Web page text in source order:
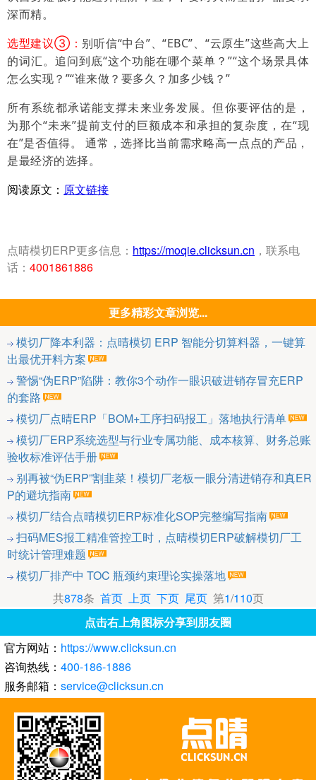
深而精。
选型建议③： 别听信“中台”、“EBC”、“云原生”这些高大上
的词汇。追问到底“这个功能在哪个菜单？”“这个场景具体
怎么实现？”“谁来做？要多久？加多少钱？”
所有系统都承诺能支撑未来业务发展。但你要评估的是，
为那个“未来”提前支付的巨额成本和承担的复杂度，在“现
在”是否值得。 通常，选择比当前需求略高一点点的产品，
是最经济的选择。
阅读原文： 原文链接
点晴模切ERP更多信息： https://moqie.clicksun.cn ，联系电
话： 4001861886
更多精彩文章浏览...
模切厂降本利器：点晴模切 ERP 智能分切算料器，一键算
出最优开料方案
警惕“伪ERP”陷阱：教你3个动作一眼识破进销存冒充ERP
的套路
模切厂点晴ERP「BOM+工序扫码报工」落地执行清单
模切厂ERP系统选型与行业专属功能、成本核算、财务总账
验收标准评估手册
别再被“伪ERP”割韭菜！模切厂老板一眼分清进销存和真ER
P的避坑指南
模切厂结合点晴模切ERP标准化SOP完整编写指南
扫码MES报工精准管控工时，点晴模切ERP破解模切厂工
时统计管理难题
模切厂排产中 TOC 瓶颈约束理论实操落地
共878条 首页 上页 下页 尾页第1/110页
点击右上角图标分享到朋友圈
官方网站： https://www.clicksun.cn
咨询热线： 400-186-1886
服务邮箱： service@clicksun.cn